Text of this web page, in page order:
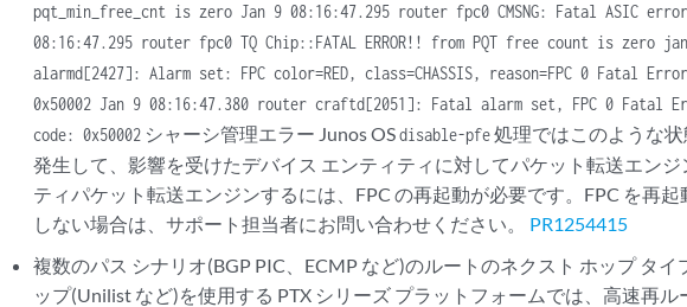
pqt_min_free_cnt is zero Jan 9 08:16:47.295 router fpc0 CMSNG: Fatal ASIC
08:16:47.295 router fpc0 TQ Chip::FATAL ERROR!! from PQT free count is zero
alarmd[2427]: Alarm set: FPC color=RED, class=CHASSIS, reason=FPC 0 Fatal
0x50002 Jan 9 08:16:47.380 router craftd[2051]: Fatal alarm set, FPC 0 Fatal
code: 0x50002 シャーシ管理エラー Junos OSdisable-pfe処理ではこのような
発生して、影響を受けたデバイス エンティティに対してパケット転送エン
ティパケット転送エンジンするには、FPC の再起動が必要です。FPC を再
しない場合は、サポート担当者にお問い合わせください。 PR1254415
複数のパス シナリオ(BGP PIC、ECMP など)のルートのネクスト ホップ タ
ップ(Unilist など)を使用する PTX シリーズ プラットフォームでは、高速再ル